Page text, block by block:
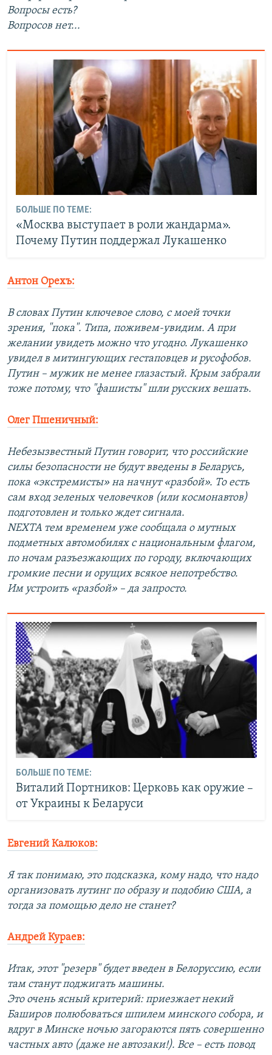
Вопросы есть?
Вопросов нет...
БОЛЬШЕ ПО ТЕМЕ:
«Москва выступает в роли жандарма».
Почему Путин поддержал Лукашенко
Антон Орехъ:
В словах Путин ключевое слово, с моей точки
зрения, "пока". Типа, поживем-увидим. А при
желании увидеть можно что угодно. Лукашенко
увидел в митингующих гестаповцев и русофобов.
Путин – мужик не менее глазастый. Крым забрали
тоже потому, что "фашисты" шли русских вешать.
Олег Пшеничный:
Небезызвестный Путин говорит, что российские
силы безопасности не будут введены в Беларусь,
пока «экстремисты» на начнут «разбой». То есть
сам вход зеленых человечков (или космонавтов)
подготовлен и только ждет сигнала.
NEXTA тем временем уже сообщала о мутных
подметных автомобилях с национальным флагом,
по ночам разъезжающих по городу, включающих
громкие песни и орущих всякое непотребство.
Им устроить «разбой» – да запросто.
БОЛЬШЕ ПО ТЕМЕ:
Виталий Портников: Церковь как оружие –
от Украины к Беларуси
Евгений Калюков:
Я так понимаю, это подсказка, кому надо, что надо
организовать лутинг по образу и подобию США, а
тогда за помощью дело не станет?
Андрей Кураев:
Итак, этот "резерв" будет введен в Белоруссию, если
там станут поджигать машины.
Это очень ясный критерий: приезжает некий
Баширов полюбоваться шпилем минского собора, и
вдруг в Минске ночью загораются пять совершенно
частных авто (даже не автозаки!). Все – есть повод